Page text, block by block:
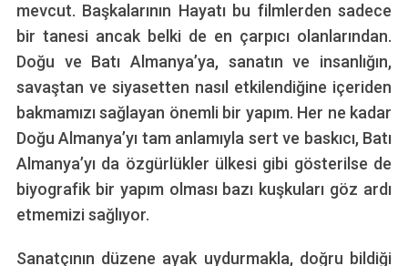
mevcut. Başkalarının Hayatı bu filmlerden sadece
bir tanesi ancak belki de en çarpıcı olanlarından.
Doğu ve Batı Almanya’ya, sanatın ve insanlığın,
savaştan ve siyasetten nasıl etkilendiğine içeriden
bakmamızı sağlayan önemli bir yapım. Her ne kadar
Doğu Almanya’yı tam anlamıyla sert ve baskıcı, Batı
Almanya’yı da özgürlükler ülkesi gibi gösterilse de
biyografik bir yapım olması bazı kuşkuları göz ardı
etmemizi sağlıyor.
Sanatçının düzene ayak uydurmakla, doğru bildiği